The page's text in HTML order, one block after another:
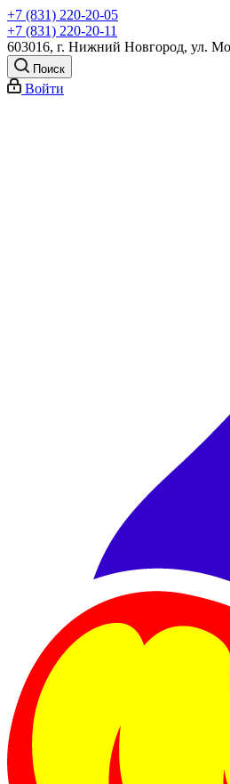
+7 (831) 220-20-05
+7 (831) 220-20-11
603016, г. Нижний Новгород, ул.
Поиск
Войти